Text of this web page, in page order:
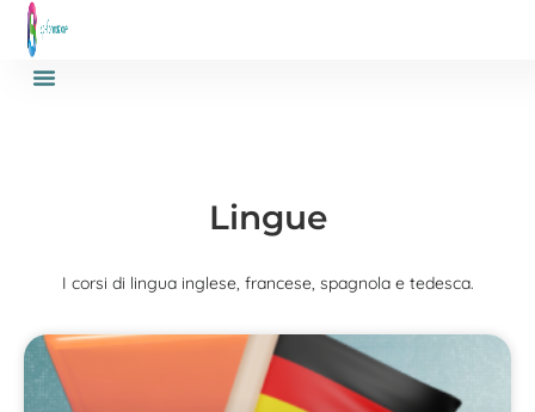
Lingue
I corsi di lingua inglese, francese, spagnola e tedesca.